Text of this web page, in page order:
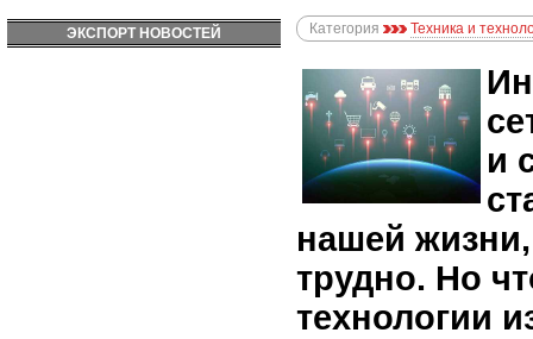
ЭКСПОРТ НОВОСТЕЙ Категория Техника и
и
нашей жизни,
трудно. Но
технологии